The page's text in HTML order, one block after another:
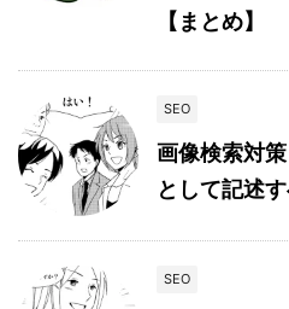
【まとめ】
SEO
画像検索対
として記述
SEO